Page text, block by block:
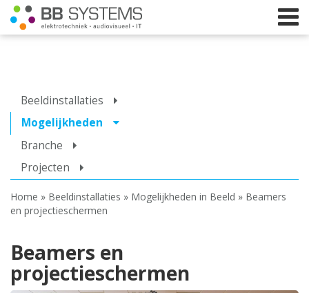
Geluid
Elektrotechniek
Webshop
Beeldinstallaties
Mogelijkheden
Branche
Projecten
Home » Beeldinstallaties » Mogelijkheden in Beeld » Beamers
en projectieschermen
Beamers en
projectieschermen